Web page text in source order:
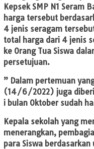
Kepsek SMP N1 Seram
harga tersebut
4 jenis seragam
total harga dari 4 jenis
ke Orang Tua Siswa
persetujuan.
” Dalam pertemuan
(14/6/2022) juga
i bulan Oktober sudah
Kepala sekolah yang
menerangkan,
para Siswa